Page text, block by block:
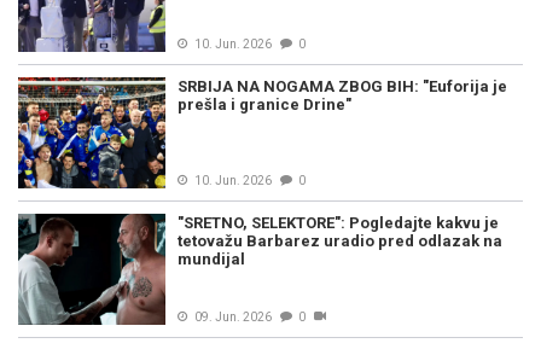
10. Jun. 2026 0
SRBIJA NA NOGAMA ZBOG BIH: "Euforija je
prešla i granice Drine"
10. Jun. 2026 0
"SRETNO, SELEKTORE": Pogledajte kakvu je
tetovažu Barbarez uradio pred odlazak na
mundijal
09. Jun. 2026 0